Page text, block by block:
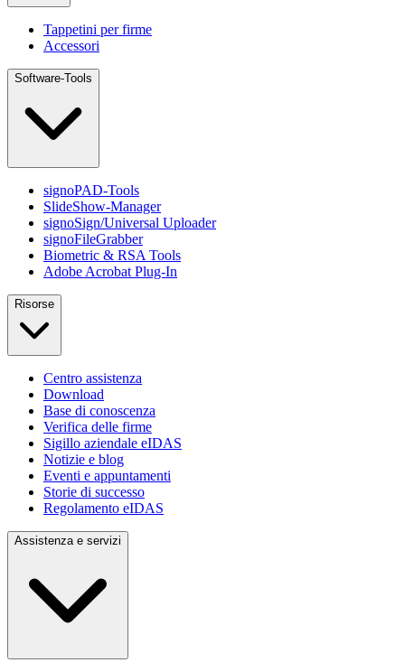
Tappetini per firme
Accessori
Software-Tools
signoPAD-Tools
SlideShow-Manager
signoSign/Universal Uploader
signoFileGrabber
Biometric & RSA Tools
Adobe Acrobat Plug-In
Risorse
Centro assistenza
Download
Base di conoscenza
Verifica delle firme
Sigillo aziendale eIDAS
Notizie e blog
Eventi e appuntamenti
Storie di successo
Regolamento eIDAS
Assistenza e servizi